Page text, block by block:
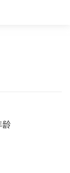
龄